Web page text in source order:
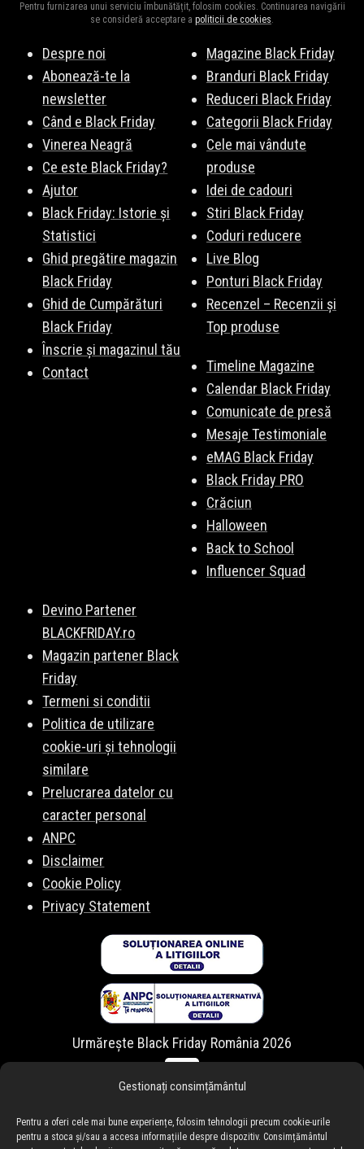
Gestionați consimțământul
Pentru a oferi cele mai bune experiențe, folosim tehnologii precum cookie-urile
pentru a stoca și/sau a accesa informațiile despre dispozitiv. Consimțământul
Pentru furnizarea unui serviciu îmbunătățit, folosim cookies. Continuarea navigării
se consideră acceptare a politicii de cookies.
Despre noi
Abonează-te la
newsletter
Când e Black Friday
Vinerea Neagră
Ce este Black Friday?
Ajutor
Black Friday: Istorie și
Statistici
Ghid pregătire magazin
Black Friday
Ghid de Cumpărături
Black Friday
Înscrie și magazinul tău
Contact
Magazine Black Friday
Branduri Black Friday
Reduceri Black Friday
Categorii Black Friday
Cele mai vândute
produse
Idei de cadouri
Stiri Black Friday
Coduri reducere
Live Blog
Ponturi Black Friday
Recenzel – Recenzii și
Top produse
Timeline Magazine
Calendar Black Friday
Comunicate de presă
Mesaje Testimoniale
eMAG Black Friday
Black Friday PRO
Crăciun
Halloween
Back to School
Influencer Squad
Devino Partener
BLACKFRIDAY.ro
Magazin partener Black
Friday
Termeni si conditii
Politica de utilizare
cookie-uri și tehnologii
similare
Prelucrarea datelor cu
caracter personal
ANPC
Disclaimer
Cookie Policy
Privacy Statement
Urmărește Black Friday România 2026